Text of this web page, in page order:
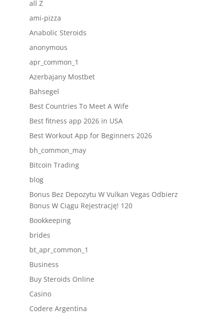
all Z
ami-pizza
Anabolic Steroids
anonymous
apr_common_1
Azerbajany Mostbet
Bahsegel
Best Countries To Meet A Wife
Best fitness app 2026 in USA
Best Workout App for Beginners 2026
bh_common_may
Bitcoin Trading
blog
Bonus Bez Depozytu W Vulkan Vegas Odbierz
Bonus W Ciągu Rejestrację! 120
Bookkeeping
brides
bt_apr_common_1
Business
Buy Steroids Online
Casino
Codere Argentina